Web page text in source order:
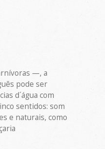
—, a
pode ser
d´água com
sentidos: som
e naturais, como